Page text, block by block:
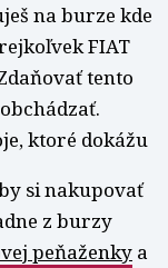
na burze kde
FIAT
tento
ktoré dokážu
si nakupovať
z burzy
peňaženky a